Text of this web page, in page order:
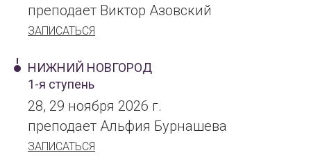
преподает Виктор Азовский
ЗАПИСАТЬСЯ
НИЖНИЙ НОВГОРОД
1-я ступень
28, 29 ноября 2026 г.
преподает Альфия Бурнашева
ЗАПИСАТЬСЯ